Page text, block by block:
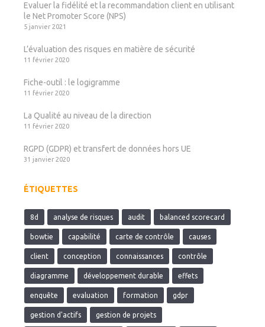
Evaluer la fidélité et la recommandation client en utilisant
le Net Promoter Score (NPS)
5 janvier 2021
L’évaluation des risques en matière de sécurité
11 février 2020
Fiche-outil : le logigramme
11 février 2020
La Qualité au niveau de la direction
11 février 2020
RGPD (GDPR) et transfert de données hors UE
31 janvier 2020
ÉTIQUETTES
8d analyse de risques audit balanced scorecard
bowtie capabilité carte de contrôle causes
client conception connaissances contrôle
diagramme développement durable effets
enquête evaluation formation gdpr
gestion d'actifs gestion de projets